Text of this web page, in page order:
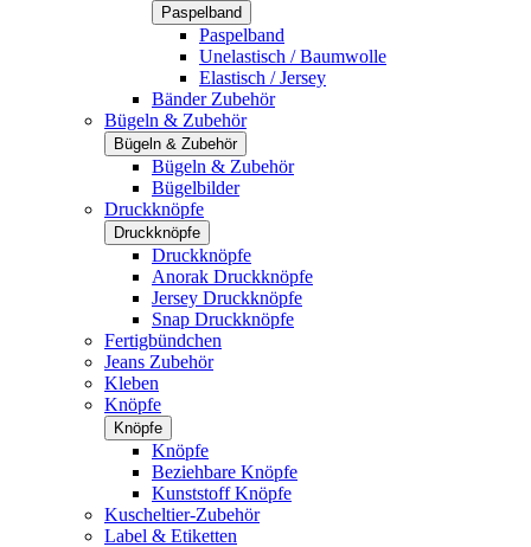
Paspelband
Paspelband
Unelastisch / Baumwolle
Elastisch / Jersey
Bänder Zubehör
Bügeln & Zubehör
Bügeln & Zubehör
Bügeln & Zubehör
Bügelbilder
Druckknöpfe
Druckknöpfe
Druckknöpfe
Anorak Druckknöpfe
Jersey Druckknöpfe
Snap Druckknöpfe
Fertigbündchen
Jeans Zubehör
Kleben
Knöpfe
Knöpfe
Knöpfe
Beziehbare Knöpfe
Kunststoff Knöpfe
Kuscheltier-Zubehör
Label & Etiketten